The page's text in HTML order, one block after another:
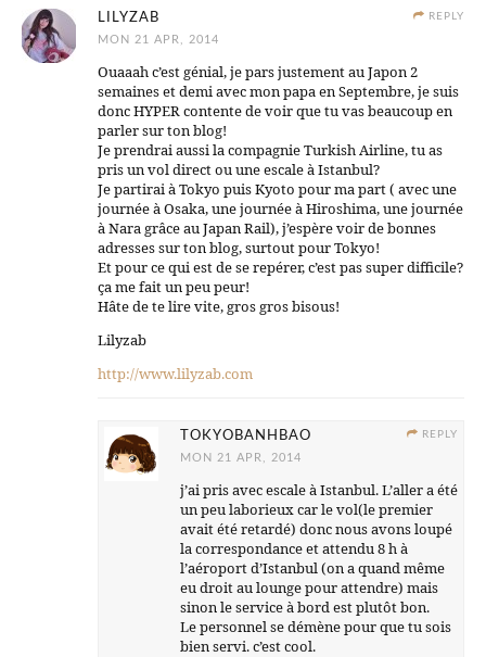
REPLY
LILYZAB
MON 21 APR, 2014
Ouaaah c’est génial, je pars justement au Japon 2
semaines et demi avec mon papa en Septembre, je suis
donc HYPER contente de voir que tu vas beaucoup en
parler sur ton blog!
Je prendrai aussi la compagnie Turkish Airline, tu as
pris un vol direct ou une escale à Istanbul?
Je partirai à Tokyo puis Kyoto pour ma part ( avec une
journée à Osaka, une journée à Hiroshima, une journée
à Nara grâce au Japan Rail), j’espère voir de bonnes
adresses sur ton blog, surtout pour Tokyo!
Et pour ce qui est de se repérer, c’est pas super difficile?
ça me fait un peu peur!
Hâte de te lire vite, gros gros bisous!
Lilyzab
http://www.lilyzab.com
REPLY
TOKYOBANHBAO
MON 21 APR, 2014
j’ai pris avec escale à Istanbul. L’aller a été
un peu laborieux car le vol(le premier
avait été retardé) donc nous avons loupé
la correspondance et attendu 8 h à
l’aéroport d’Istanbul (on a quand même
eu droit au lounge pour attendre) mais
sinon le service à bord est plutôt bon.
Le personnel se démène pour que tu sois
bien servi. c’est cool.